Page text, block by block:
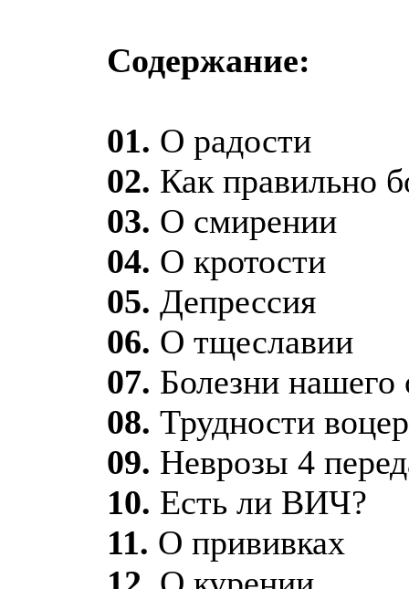
Содержание:
01. О радости
02. Как правильно
03. О смирении
04. О кротости
05. Депрессия
06. О тщеславии
07. Болезни нашего
08. Трудности
09. Неврозы 4
10. Есть ли ВИЧ?
11. О прививках